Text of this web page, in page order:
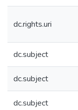
dc.rights.uri
dc.subject
dc.subject
dc.subject